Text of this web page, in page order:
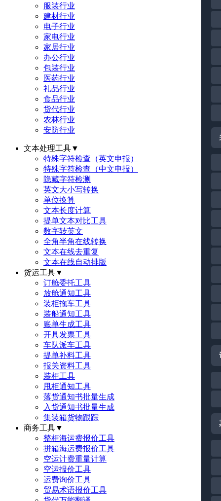
服装行业
建材行业
电子行业
家电行业
家居行业
办公行业
包装行业
医药行业
礼品行业
食品行业
货代行业
农林行业
安防行业
文本处理工具▼
特殊字符检查（英文申报）
特殊字符检查（中文申报）
隐藏字符检测
英文大小写转换
单位换算
文本长度计算
提单文本对比工具
数字转英文
全角半角在线转换
文本在线去重复
文本在线自动排版
货运工具▼
订舱委托工具
放舱通知工具
装柜拖车工具
装船通知工具
账单生成工具
开具发票工具
车队派车工具
提单补料工具
报关资料工具
装柜工具
甩柜通知工具
落货通知书批量生成
入货通知书批量生成
集装箱货物跟踪
商务工具▼
整柜海运费报价工具
拼箱海运费报价工具
空运计费重量计算
空运报价工具
运费询价工具
贸易术语报价工具